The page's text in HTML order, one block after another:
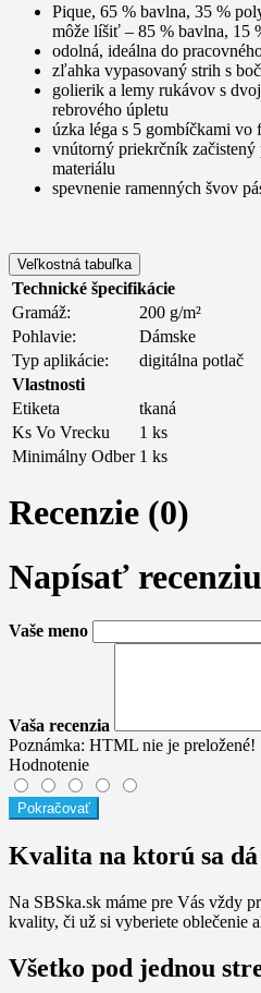
Pique, 65 % bavlna, 35 %
môže líšiť – 85 % bavlna, 15
odolná, ideálna do
zľahka vypasovaný strih s
golierik a lemy rukávov s
rebrového úpletu
úzka léga s 5 gombíčkami vo
vnútorný priekrčník začistený
materiálu
spevnenie ramenných švov
Veľkostná tabuľka
Technické špecifikácie
Gramáž:
200 g/m²
Pohlavie:
Dámske
Typ aplikácie:
digitálna potlač
Vlastnosti
Etiketa
tkaná
Ks Vo Vrecku
1 ks
Minimálny Odber 1 ks
Recenzie (0)
Napísať recenziu
Vaše meno
Vaša recenzia
Poznámka: HTML nie je preložené!
Hodnotenie
Pokračovať
Kvalita na ktorú sa
Na SBSka.sk máme pre Vás vždy
kvality, či už si vyberiete oblečenie
Všetko pod jednou